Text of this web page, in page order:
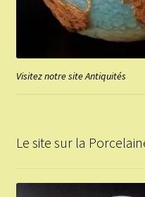
Visitez notre site Antiquités
Le site sur la